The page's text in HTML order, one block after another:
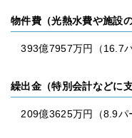
物件費（光熱水費や施設
393億7957万円（16.7パ
繰出金（特別会計などに
209億3625万円（8.9パ